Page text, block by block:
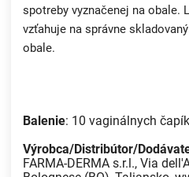
spotreby vyznačenej na obale.
vzťahuje na správne
obale.
Balenie: 10 vaginálnych
Výrobca/Distribútor/
FARMA-DERMA s.r.l., Via